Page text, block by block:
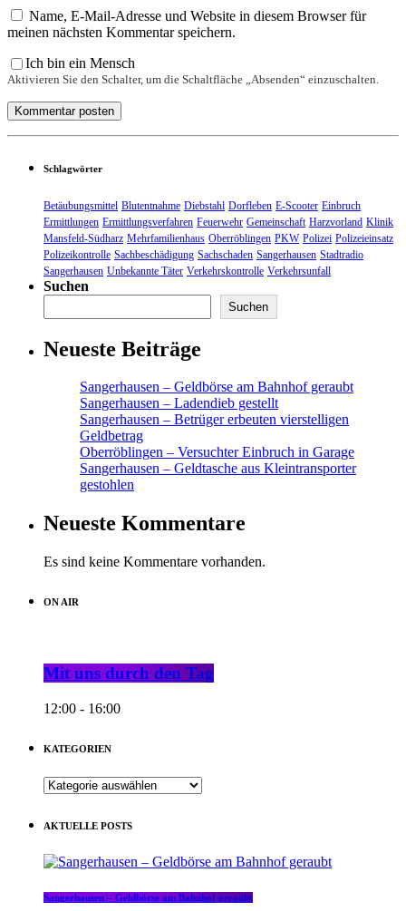
Name, E-Mail-Adresse und Website in diesem Browser für
meinen nächsten Kommentar speichern.
Ich bin ein Mensch
Aktivieren Sie den Schalter, um die Schaltfläche „Absenden“ einzuschalten.
Schlagwörter
Betäubungsmittel Blutentnahme Diebstahl Dorfleben E-Scooter Einbruch
Ermittlungen Ermittlungsverfahren Feuerwehr Gemeinschaft Harzvorland Klinik
Mansfeld-Südharz Mehrfamilienhaus Oberröblingen PKW Polizei Polizeieinsatz
Polizeikontrolle Sachbeschädigung Sachschaden Sangerhausen Stadtradio
Sangerhausen Unbekannte Täter Verkehrskontrolle Verkehrsunfall
Suchen
Suchen
Neueste Beiträge
Sangerhausen – Geldbörse am Bahnhof geraubt
Sangerhausen – Ladendieb gestellt
Sangerhausen – Betrüger erbeuten vierstelligen
Geldbetrag
Oberröblingen – Versuchter Einbruch in Garage
Sangerhausen – Geldtasche aus Kleintransporter
gestohlen
Neueste Kommentare
Es sind keine Kommentare vorhanden.
ON AIR
Mit uns durch den Tag
12:00 - 16:00
KATEGORIEN
AKTUELLE POSTS
Sangerhausen – Geldbörse am Bahnhof geraubt